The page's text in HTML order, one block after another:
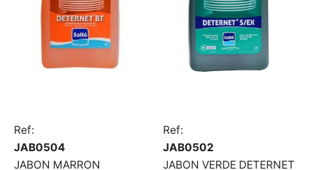
Ref:
JAB0504
JABON MARRON
Ref:
JAB0502
JABON VERDE DETERNET